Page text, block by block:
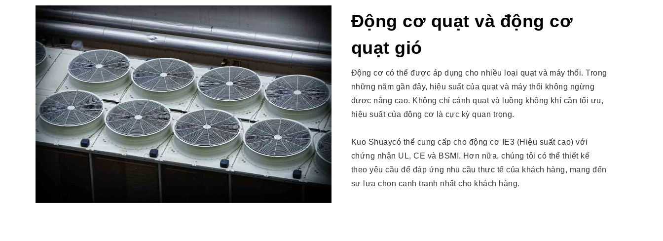
Động cơ quạt và động cơ
quạt gió
Động cơ có thể được áp dụng cho nhiều loại quạt và máy thổi. Trong
những năm gần đây, hiệu suất của quạt và máy thổi không ngừng
được nâng cao. Không chỉ cánh quạt và luồng không khí cần tối ưu,
hiệu suất của động cơ là cực kỳ quan trọng.
Kuo Shuaycó thể cung cấp cho động cơ IE3 (Hiệu suất cao) với
chứng nhận UL, CE và BSMI. Hơn nữa, chúng tôi có thể thiết kế
theo yêu cầu để đáp ứng nhu cầu thực tế của khách hàng, mang đến
sự lựa chọn cạnh tranh nhất cho khách hàng.